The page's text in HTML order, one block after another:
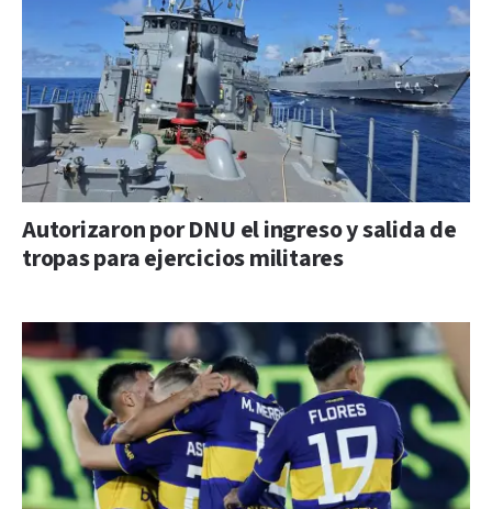
Autorizaron por DNU el ingreso y salida de
tropas para ejercicios militares